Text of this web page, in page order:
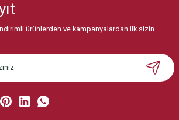
teşekkür ederiz.
bozuk veya görüntülenemiyor.
eksik bilgiler bulunuyor.
bulunuyor.
alternatifler olmalı.
ürünlerden ve kampanyalardan ilk sizin